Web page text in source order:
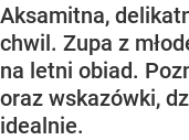
Aksamitna,
chwil. Zupa z
na letni obiad.
oraz wskazówki,
idealnie.